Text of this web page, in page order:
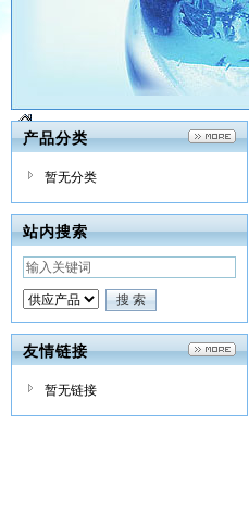
产品分类
暂无分类
站内搜索
友情链接
暂无链接